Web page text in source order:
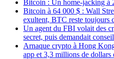
Bitcoin : Un home-jacking à
Bitcoin à 64 000 $ : Wall
exultent, BTC reste toujours
Un agent du FBI volait des
secret, puis demandait
Arnaque crypto à Hong
app et 3,3 millions de dollars